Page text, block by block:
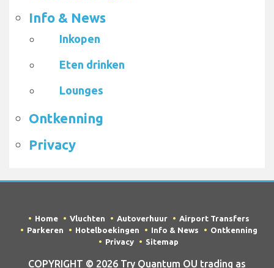
Info & News
Inkopen
Eten drinken
Lounges
Ontkenning
Privacy
Home Vluchten Autoverhuur
Airport Transfers
Parkeren
Hotelboekingen Info & News
Ontkenning
Privacy
Sitemap
COPYRIGHT © 2026 Try Quantum OU trading as